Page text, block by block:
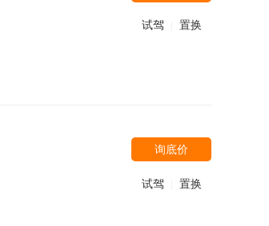
试驾 置换
询底价
试驾 置换